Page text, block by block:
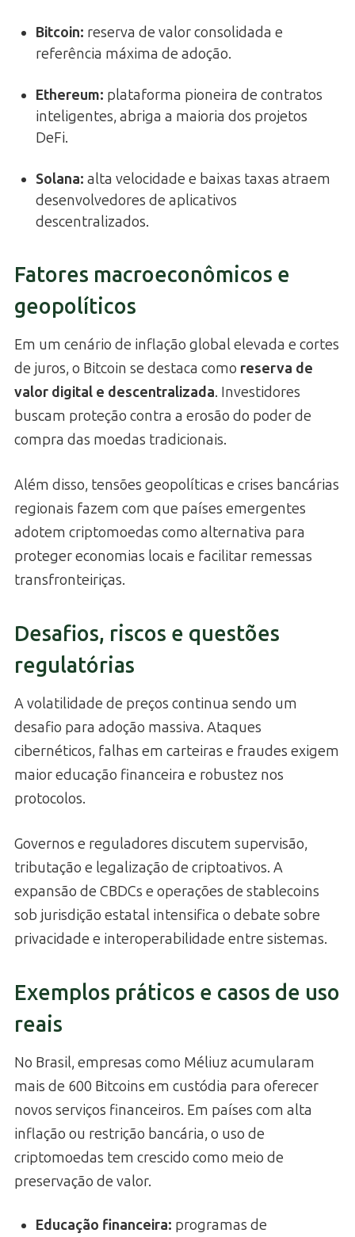
Bitcoin: reserva de valor consolidada e
referência máxima de adoção.
Ethereum: plataforma pioneira de contratos
inteligentes, abriga a maioria dos projetos
DeFi.
Solana: alta velocidade e baixas taxas atraem
desenvolvedores de aplicativos
descentralizados.
Fatores macroeconômicos e
geopolíticos
Em um cenário de inflação global elevada e cortes
de juros, o Bitcoin se destaca como reserva de
valor digital e descentralizada. Investidores
buscam proteção contra a erosão do poder de
compra das moedas tradicionais.
Além disso, tensões geopolíticas e crises bancárias
regionais fazem com que países emergentes
adotem criptomoedas como alternativa para
proteger economias locais e facilitar remessas
transfronteiriças.
Desafios, riscos e questões
regulatórias
A volatilidade de preços continua sendo um
desafio para adoção massiva. Ataques
cibernéticos, falhas em carteiras e fraudes exigem
maior educação financeira e robustez nos
protocolos.
Governos e reguladores discutem supervisão,
tributação e legalização de criptoativos. A
expansão de CBDCs e operações de stablecoins
sob jurisdição estatal intensifica o debate sobre
privacidade e interoperabilidade entre sistemas.
Exemplos práticos e casos de uso
reais
No Brasil, empresas como Méliuz acumularam
mais de 600 Bitcoins em custódia para oferecer
novos serviços financeiros. Em países com alta
inflação ou restrição bancária, o uso de
criptomoedas tem crescido como meio de
preservação de valor.
Educação financeira: programas de